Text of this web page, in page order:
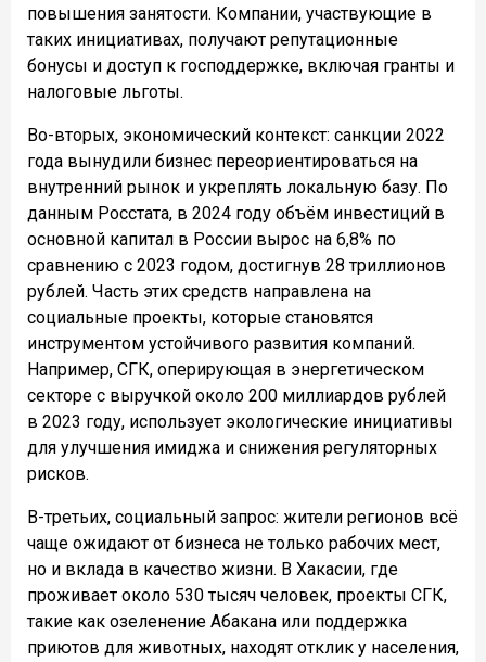
повышения занятости. Компании, участвующие в
таких инициативах, получают репутационные
бонусы и доступ к господдержке, включая гранты и
налоговые льготы.
Во-вторых, экономический контекст: санкции 2022
года вынудили бизнес переориентироваться на
внутренний рынок и укреплять локальную базу. По
данным Росстата, в 2024 году объём инвестиций в
основной капитал в России вырос на 6,8% по
сравнению с 2023 годом, достигнув 28 триллионов
рублей. Часть этих средств направлена на
социальные проекты, которые становятся
инструментом устойчивого развития компаний.
Например, СГК, оперирующая в энергетическом
секторе с выручкой около 200 миллиардов рублей
в 2023 году, использует экологические инициативы
для улучшения имиджа и снижения регуляторных
рисков.
В-третьих, социальный запрос: жители регионов всё
чаще ожидают от бизнеса не только рабочих мест,
но и вклада в качество жизни. В Хакасии, где
проживает около 530 тысяч человек, проекты СГК,
такие как озеленение Абакана или поддержка
приютов для животных, находят отклик у населения,